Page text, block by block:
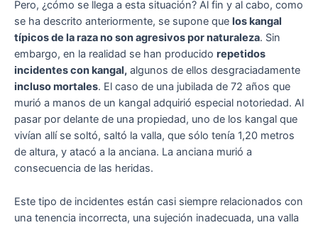
Pero, ¿cómo se llega a esta situación? Al fin y al cabo, como
se ha descrito anteriormente, se supone que los kangal
típicos de la raza no son agresivos por naturaleza. Sin
embargo, en la realidad se han producido repetidos
incidentes con kangal, algunos de ellos desgraciadamente
incluso mortales. El caso de una jubilada de 72 años que
murió a manos de un kangal adquirió especial notoriedad. Al
pasar por delante de una propiedad, uno de los kangal que
vivían allí se soltó, saltó la valla, que sólo tenía 1,20 metros
de altura, y atacó a la anciana. La anciana murió a
consecuencia de las heridas.
Este tipo de incidentes están casi siempre relacionados con
una tenencia incorrecta, una sujeción inadecuada, una valla